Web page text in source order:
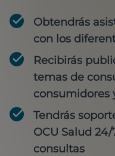
Obtendrás
con los
Recibirás
temas de
consumidores
Tendrás
OCU Salud
consultas